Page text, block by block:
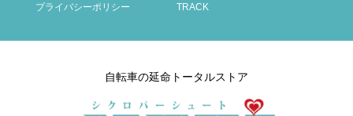
プライバシーポリシー
TRACK
自転車の延命トータルストア